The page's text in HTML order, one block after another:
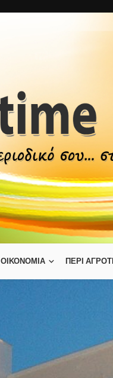
ΟΙΚΟΝΟΜΙΑ ΠΕΡΙ